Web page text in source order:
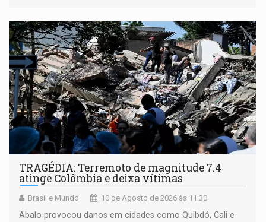
TRAGÉDIA: Terremoto de magnitude 7.4
atinge Colômbia e deixa vítimas
Brasil e Mundo 10 de Agosto de 2026 às 11:30
Abalo provocou danos em cidades como Quibdó, Cali e